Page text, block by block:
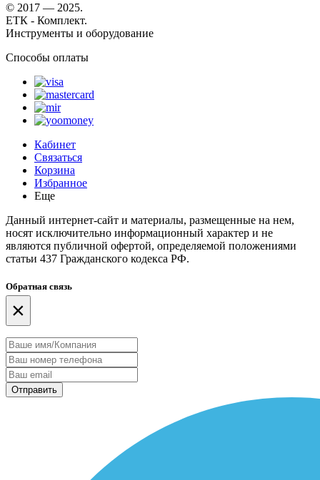
© 2017 — 2025.
ЕТК - Комплект.
Инструменты и оборудование
Способы оплаты
Кабинет
Связаться
Корзина
Избранное
Еще
Данный интернет-сайт и материалы, размещенные на нем,
носят исключительно информационный характер и не
являются публичной офертой, определяемой положениями
статьи 437 Гражданского кодекса РФ.
Обратная связь
×
Отправить